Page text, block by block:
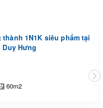
1N1K siêu phẩm tại
Duy Hưng
60m2